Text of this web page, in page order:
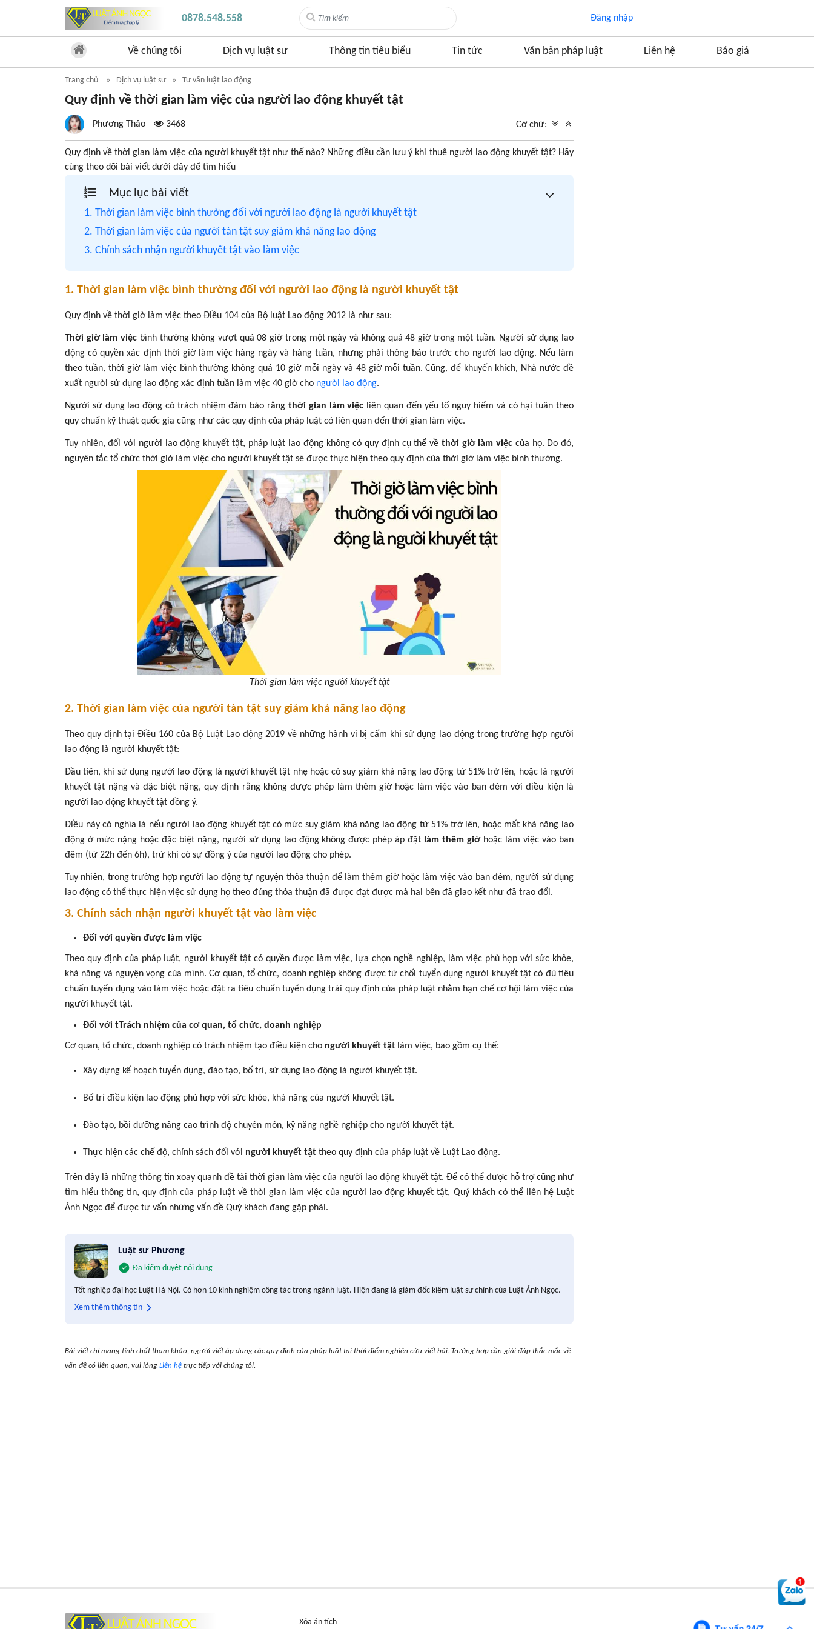
0878.548.558 Đăng nhập
Về chúng tôi Dịch vụ luật sư Thông tin tiêu biểu Tin tức Văn bản pháp luật Liên hệ Báo giá
Trang chủ Dịch vụ luật sư Tư vấn luật lao động
Quy định về thời gian làm việc của người lao động khuyết tật
Phương Thảo 3468 Cỡ chữ:
Quy định về thời gian làm việc của người khuyết tật như thế nào? Những điều cần lưu ý khi thuê người lao động khuyết tật? Hãy
cùng theo dõi bài viết dưới đây để tìm hiểu
Mục lục bài viết
1. Thời gian làm việc bình thường đối với người lao động là người khuyết tật
2. Thời gian làm việc của người tàn tật suy giảm khả năng lao động
3. Chính sách nhận người khuyết tật vào làm việc
1. Thời gian làm việc bình thường đối với người lao động là người khuyết tật
Quy định về thời giờ làm việc theo Điều 104 của Bộ luật Lao động 2012 là như sau:
Thời giờ làm việc bình thường không vượt quá 08 giờ trong một ngày và không quá 48 giờ trong một tuần. Người sử dụng lao
động có quyền xác định thời giờ làm việc hàng ngày và hàng tuần, nhưng phải thông báo trước cho người lao động. Nếu làm
theo tuần, thời giờ làm việc bình thường không quá 10 giờ mỗi ngày và 48 giờ mỗi tuần. Cũng, để khuyến khích, Nhà nước đề
xuất người sử dụng lao động xác định tuần làm việc 40 giờ cho người lao động.
Người sử dụng lao động có trách nhiệm đảm bảo rằng thời gian làm việc liên quan đến yếu tố nguy hiểm và có hại tuân theo
quy chuẩn kỹ thuật quốc gia cũng như các quy định của pháp luật có liên quan đến thời gian làm việc.
Tuy nhiên, đối với người lao động khuyết tật, pháp luật lao động không có quy định cụ thể về thời giờ làm việc của họ. Do đó,
nguyên tắc tổ chức thời giờ làm việc cho người khuyết tật sẽ được thực hiện theo quy định của thời giờ làm việc bình thường.
Thời gian làm việc người khuyết tật
2. Thời gian làm việc của người tàn tật suy giảm khả năng lao động
Theo quy định tại Điều 160 của Bộ Luật Lao động 2019 về những hành vi bị cấm khi sử dụng lao động trong trường hợp người
lao động là người khuyết tật:
Đầu tiên, khi sử dụng người lao động là người khuyết tật nhẹ hoặc có suy giảm khả năng lao động từ 51% trở lên, hoặc là người
khuyết tật nặng và đặc biệt nặng, quy định rằng không được phép làm thêm giờ hoặc làm việc vào ban đêm với điều kiện là
người lao động khuyết tật đồng ý.
Điều này có nghĩa là nếu người lao động khuyết tật có mức suy giảm khả năng lao động từ 51% trở lên, hoặc mất khả năng lao
động ở mức nặng hoặc đặc biệt nặng, người sử dụng lao động không được phép áp đặt làm thêm giờhoặc làm việc vào ban
đêm (từ 22h đến 6h), trừ khi có sự đồng ý của người lao động cho phép.
Tuy nhiên, trong trường hợp người lao động tự nguyện thỏa thuận để làm thêm giờ hoặc làm việc vào ban đêm, người sử dụng
lao động có thể thực hiện việc sử dụng họ theo đúng thỏa thuận đã được đạt được mà hai bên đã giao kết như đã trao đổi.
3. Chính sách nhận người khuyết tật vào làm việc
Đối với quyền được làm việc
Theo quy định của pháp luật, người khuyết tật có quyền được làm việc, lựa chọn nghề nghiệp, làm việc phù hợp với sức khỏe,
khả năng và nguyện vọng của mình. Cơ quan, tổ chức, doanh nghiệp không được từ chối tuyển dụng người khuyết tật có đủ tiêu
chuẩn tuyển dụng vào làm việc hoặc đặt ra tiêu chuẩn tuyển dụng trái quy định của pháp luật nhằm hạn chế cơ hội làm việc của
người khuyết tật.
Đối với tTrách nhiệm của cơ quan, tổ chức, doanh nghiệp
Cơ quan, tổ chức, doanh nghiệp có trách nhiệm tạo điều kiện cho người khuyết tật làm việc, bao gồm cụ thể:
Xây dựng kế hoạch tuyển dụng, đào tạo, bố trí, sử dụng lao động là người khuyết tật.
Bố trí điều kiện lao động phù hợp với sức khỏe, khả năng của người khuyết tật.
Đào tạo, bồi dưỡng nâng cao trình độ chuyên môn, kỹ năng nghề nghiệp cho người khuyết tật.
Thực hiện các chế độ, chính sách đối với người khuyết tật theo quy định của pháp luật về Luật Lao động.
Trên đây là những thông tin xoay quanh đề tài thời gian làm việc của người lao động khuyết tật. Để có thể được hỗ trợ cũng như
tìm hiểu thông tin, quy định của pháp luật về thời gian làm việc của người lao động khuyết tật, Quý khách có thể liên hệ Luật
Ánh Ngọc để được tư vấn những vấn đề Quý khách đang gặp phải.
Luật sư Phương
Đã kiểm duyệt nội dung
Tốt nghiệp đại học Luật Hà Nội. Có hơn 10 kinh nghiệm công tác trong ngành luật. Hiện đang là giám đốc kiêm luật sư chính của Luật Ánh Ngọc.
Xem thêm thông tin
Bài viết chỉ mang tính chất tham khảo, người viết áp dụng các quy định của pháp luật tại thời điểm nghiên cứu viết bài. Trường hợp cần giải đáp thắc mắc về
vấn đề có liên quan, vui lòng Liên hệ trực tiếp với chúng tôi.
Xóa án tích